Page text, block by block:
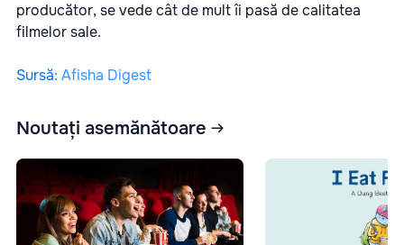
producător, se vede cât de mult îi pasă de calitatea
filmelor sale.
Sursă: Afisha Digest
Noutați asemănătoare